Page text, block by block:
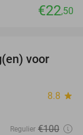
€22,50
71%
voor
8.8 star
Regulier €100